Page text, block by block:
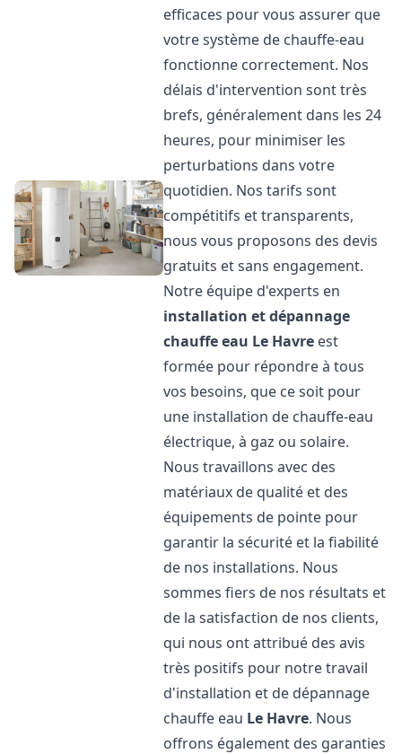
efficaces pour vous assurer que
votre système de chauffe-eau
fonctionne correctement. Nos
délais d'intervention sont très
brefs, généralement dans les 24
heures, pour minimiser les
perturbations dans votre
quotidien. Nos tarifs sont
compétitifs et transparents,
nous vous proposons des devis
gratuits et sans engagement.
Notre équipe d'experts en
installation et dépannage
chauffe eau Le Havre est
formée pour répondre à tous
vos besoins, que ce soit pour
une installation de chauffe-eau
électrique, à gaz ou solaire.
Nous travaillons avec des
matériaux de qualité et des
équipements de pointe pour
garantir la sécurité et la fiabilité
de nos installations. Nous
sommes fiers de nos résultats et
de la satisfaction de nos clients,
qui nous ont attribué des avis
très positifs pour notre travail
d'installation et de dépannage
chauffe eau Le Havre. Nous
offrons également des garanties